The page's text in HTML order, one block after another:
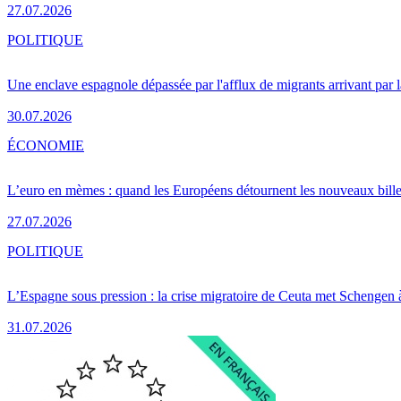
27.07.2026
Une enclave espagnole dépassée par l'afflux de migrants arrivant par
30.07.2026
POLITIQUE
L’euro en mèmes : quand les Européens détournent les nouveaux
27.07.2026
ÉCONOMIE
L’Espagne sous pression : la crise migratoire de Ceuta met Schengen
31.07.2026
POLITIQUE